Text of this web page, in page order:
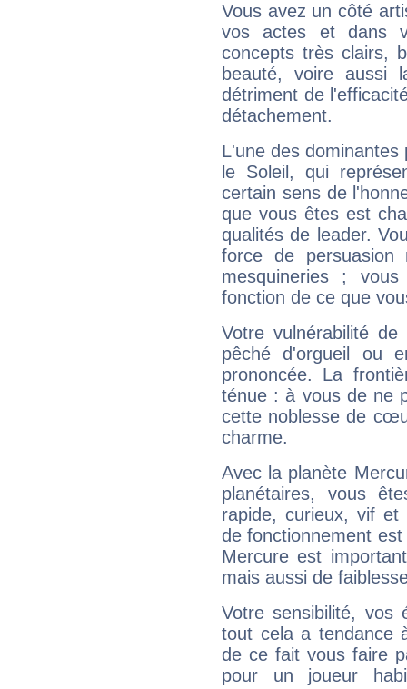
Vous avez un côté
vos actes et dans
concepts très clairs,
beauté, voire aussi
détriment de
détachement.
L'une des
le Soleil, qui
certain sens de
que vous êtes est
qualités de leader.
force de
mesquineries ;
fonction de ce que
Votre vulnérabilité
pêché d'orgueil ou
prononcée. La
ténue : à vous de ne
cette noblesse de
charme.
Avec la planète
planétaires, vous
rapide, curieux, vif et
de fonctionnement
Mercure est
mais aussi de
Votre sensibilité,
tout cela a tendance
de ce fait vous faire
pour un joueur